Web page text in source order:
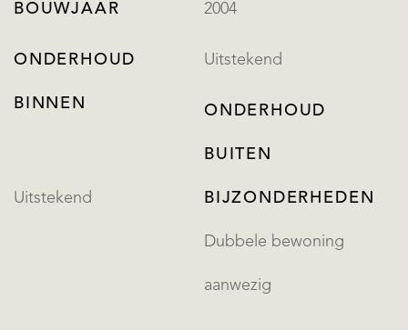
BOUWJAAR 2004
ONDERHOUD
BINNEN
Uitstekend
ONDERHOUD
BUITEN
Uitstekend BIJZONDERHEDEN
Dubbele bewoning
aanwezig